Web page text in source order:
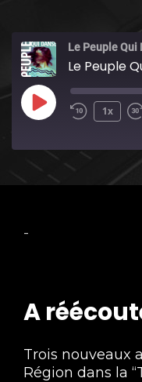
Le Peuple Qui
Play
1x
-
A
Trois nouveaux
Région dans la